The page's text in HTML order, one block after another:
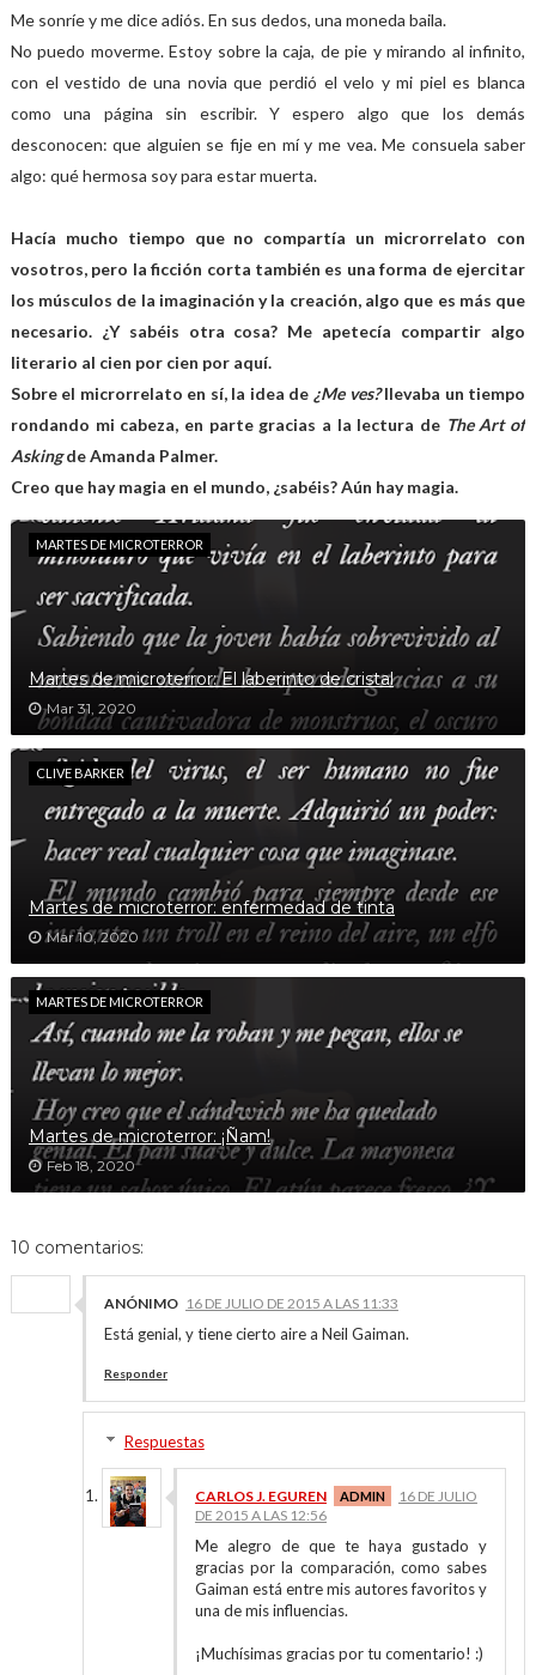
Me sonríe y me dice adiós. En sus dedos, una moneda baila.
No puedo moverme. Estoy sobre la caja, de pie y mirando al infinito,
con el vestido de una novia que perdió el velo y mi piel es blanca
como una página sin escribir. Y espero algo que los demás
desconocen: que alguien se fije en mí y me vea. Me consuela saber
algo: qué hermosa soy para estar muerta.
Hacía mucho tiempo que no compartía un microrrelato con
vosotros, pero la ficción corta también es una forma de ejercitar
los músculos de la imaginación y la creación, algo que es más que
necesario. ¿Y sabéis otra cosa? Me apetecía compartir algo
literario al cien por cien por aquí.
Sobre el microrrelato en sí, la idea de ¿Me ves?llevaba un tiempo
rondando mi cabeza, en parte gracias a la lectura de The Art of
Askingde Amanda Palmer.
Creo que hay magia en el mundo, ¿sabéis? Aún hay magia.
MARTES DE MICROTERROR
Martes de microterror: El laberinto de cristal
Mar 31, 2020
CLIVE BARKER
Martes de microterror: enfermedad de tinta
Mar 10, 2020
MARTES DE MICROTERROR
Martes de microterror: ¡Ñam!
Feb 18, 2020
10 comentarios:
ANÓNIMO 16 DE JULIO DE 2015 A LAS 11:33
Está genial, y tiene cierto aire a Neil Gaiman.
Responder
Respuestas
CARLOS J. EGUREN
16 DE JULIO
DE 2015 A LAS 12:56
Me alegro de que te haya gustado y
gracias por la comparación, como sabes
Gaiman está entre mis autores favoritos y
una de mis influencias.
¡Muchísimas gracias por tu comentario! :)